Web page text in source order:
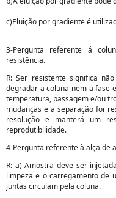
c)Eluição por gradiente é
3-Pergunta referente á
resistência.
R: Ser resistente significa
degradar a coluna nem a fase
temperatura, passagem e/ou
mudanças e a separação for
resolução e manterá um
reprodutibilidade.
4-Pergunta referente à alça de
R: a) Amostra deve ser
limpeza e o carregamento de
juntas circulam pela coluna.